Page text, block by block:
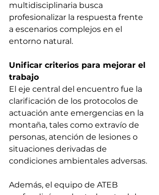
multidisciplinaria busca
profesionalizar la respuesta frente
a escenarios complejos en el
entorno natural.
Unificar criterios para mejorar el
trabajo
El eje central del encuentro fue la
clarificación de los protocolos de
actuación ante emergencias en la
montaña, tales como extravío de
personas, atención de lesiones o
situaciones derivadas de
condiciones ambientales adversas.
Además, el equipo de ATEB